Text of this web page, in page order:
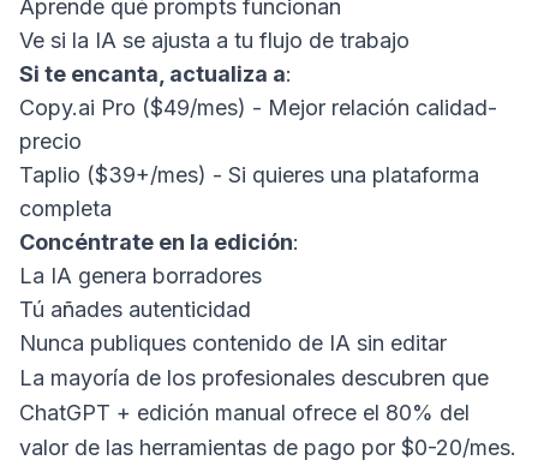
Aprende qué prompts funcionan
Ve si la IA se ajusta a tu flujo de trabajo
Si te encanta, actualiza a:
Copy.ai Pro ($49/mes) - Mejor relación calidad-
precio
Taplio ($39+/mes) - Si quieres una plataforma
completa
Concéntrate en la edición:
La IA genera borradores
Tú añades autenticidad
Nunca publiques contenido de IA sin editar
La mayoría de los profesionales descubren que
ChatGPT + edición manual ofrece el 80% del
valor de las herramientas de pago por $0-20/mes.